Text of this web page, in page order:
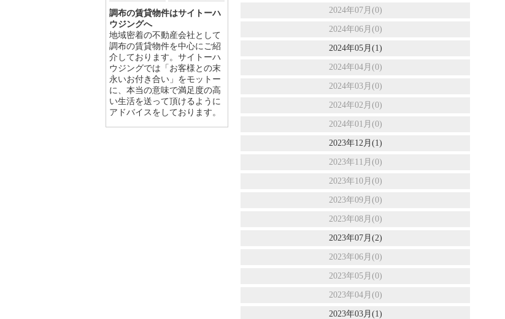
2024年07月(0)
2024年06月(0)
2024年05月(1)
2024年04月(0)
2024年03月(0)
2024年02月(0)
2024年01月(0)
2023年12月(1)
2023年11月(0)
2023年10月(0)
2023年09月(0)
2023年08月(0)
2023年07月(2)
2023年06月(0)
2023年05月(0)
2023年04月(0)
2023年03月(1)
調布の賃貸物件はサイトーハ
ウジングへ
地域密着の不動産会社として
調布の賃貸物件を中心にご紹
介しております。サイトーハ
ウジングでは「お客様との末
永いお付き合い」をモットー
に、本当の意味で満足度の高
い生活を送って頂けるように
アドバイスをしております。